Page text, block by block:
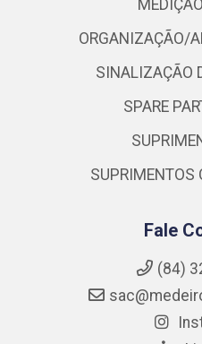
ORGANIZAÇÃO/
SINALIZAÇÃO
SPARE
SUPRIMENTOS
Fale
(84)